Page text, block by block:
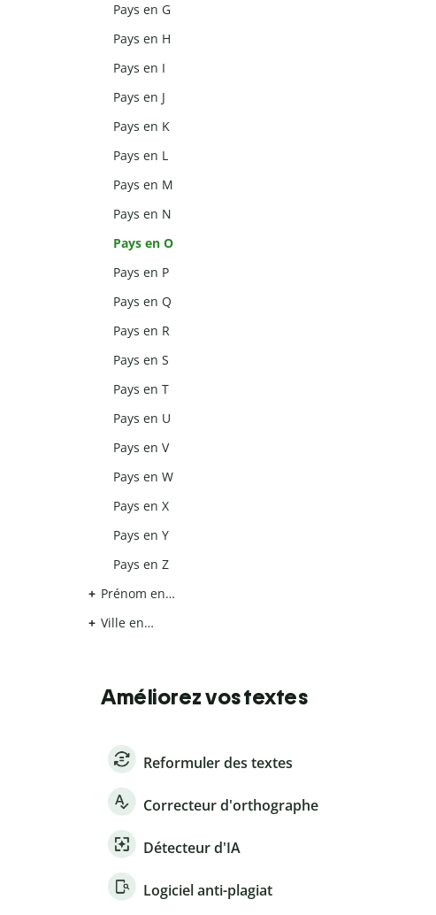
Pays en G
Pays en H
Pays en I
Pays en J
Pays en K
Pays en L
Pays en M
Pays en N
Pays en O
Pays en P
Pays en Q
Pays en R
Pays en S
Pays en T
Pays en U
Pays en V
Pays en W
Pays en X
Pays en Y
Pays en Z
Prénom en…
Ville en…
Améliorez vos textes
Reformuler des textes
Correcteur d'orthographe
Détecteur d'IA
Logiciel anti-plagiat